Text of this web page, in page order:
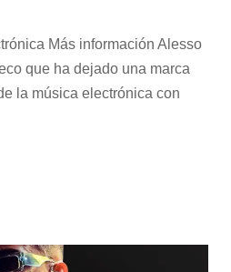
Más información Alesso
que ha dejado una marca
la música electrónica con